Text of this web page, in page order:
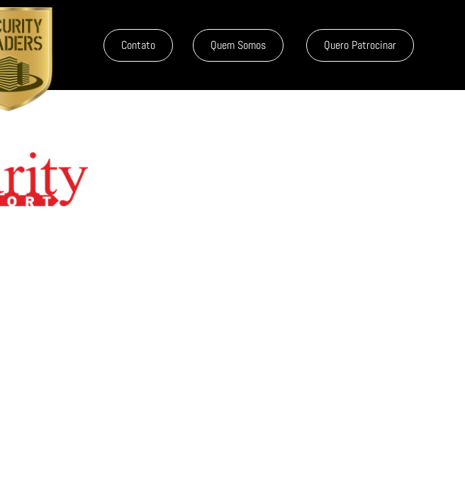
Contato Quem Somos Quero Patrocinar